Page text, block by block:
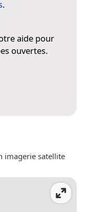
.
aide pour
ouvertes.
imagerie satellite